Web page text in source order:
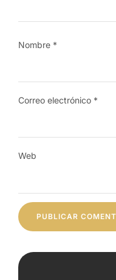
Nombre *
Correo electrónico *
Web